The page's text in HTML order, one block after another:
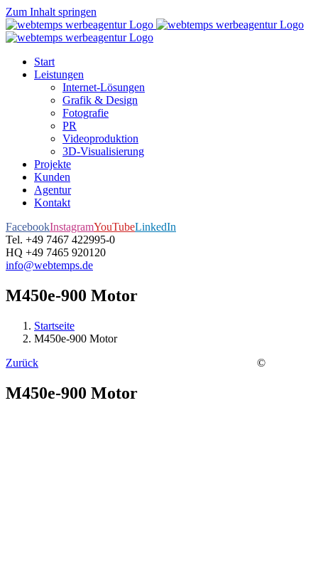
Zum Inhalt springen
Start
Leistungen
Internet-Lösungen
Grafik & Design
Fotografie
PR
Videoproduktion
3D-Visualisierung
Projekte
Kunden
Agentur
Kontakt
FacebookInstagramYouTubeLinkedIn
Tel. +49 7467 422995-0
HQ +49 7465 920120
info@webtemps.de
M450e-900 Motor
Startseite
M450e-900 Motor
Zurück
M450e-900 Motor
©